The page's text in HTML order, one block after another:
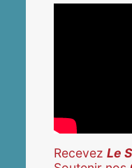
RecevezLe